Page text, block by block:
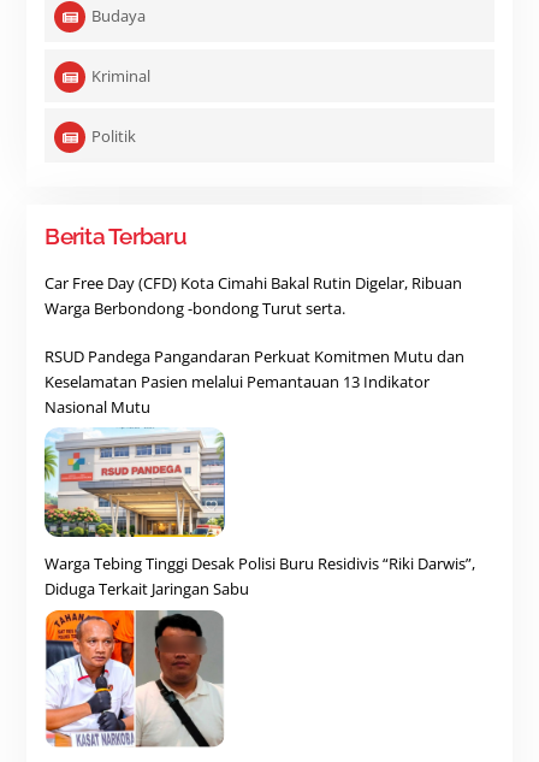
Budaya
Kriminal
Politik
Berita Terbaru
Car Free Day (CFD) Kota Cimahi Bakal Rutin Digelar, Ribuan
Warga Berbondong -bondong Turut serta.
RSUD Pandega Pangandaran Perkuat Komitmen Mutu dan
Keselamatan Pasien melalui Pemantauan 13 Indikator
Nasional Mutu
Warga Tebing Tinggi Desak Polisi Buru Residivis “Riki Darwis”,
Diduga Terkait Jaringan Sabu